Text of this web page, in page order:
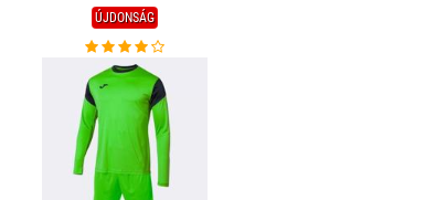
ÚJDONSÁG